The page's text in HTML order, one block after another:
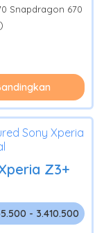
Snapdragon 670
Z3+
- 3.410.500